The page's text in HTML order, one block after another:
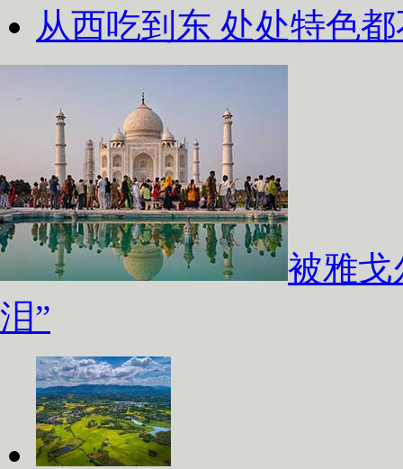
从西吃到东 处处特色
被雅戈
泪”